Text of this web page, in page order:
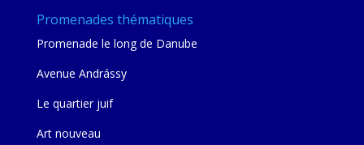
Promenades thématiques
Promenade le long de Danube
Avenue Andrássy
Le quartier juif
Art nouveau